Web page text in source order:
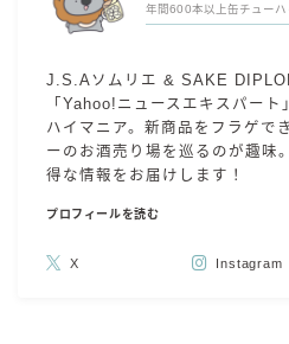
年間600本以上缶チューハ
J.S.Aソムリエ & SAKE
「Yahoo!ニュースエキスパー
ハイマニア。新商品をフラゲで
ーのお酒売り場を巡るのが趣味
得な情報をお届けします！
プロフィールを読む
X Instagram